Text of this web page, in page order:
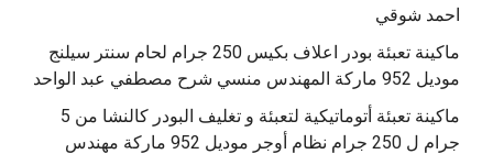
احمد شوقي
ماكينة تعبئة بودر اعلاف بكيس 250 جرام لحام سنتر سيلنج
موديل 952 ماركة المهندس منسي شرح مصطفي عبد الواحد
ماكينة تعبئة أتوماتيكية لتعبئة و تغليف البودر كالنشا من 5
جرام ل 250 جرام نظام أوجر موديل 952 ماركة مهندس